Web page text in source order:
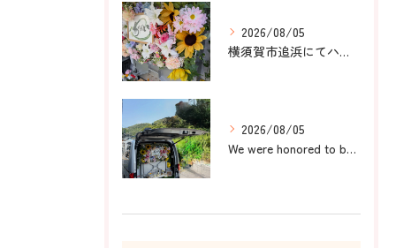
2026/08/05
横須賀市追浜にてハムスターのみかんちゃんのペット火葬のお手伝...
2026/08/05
We were honored to be by your ...